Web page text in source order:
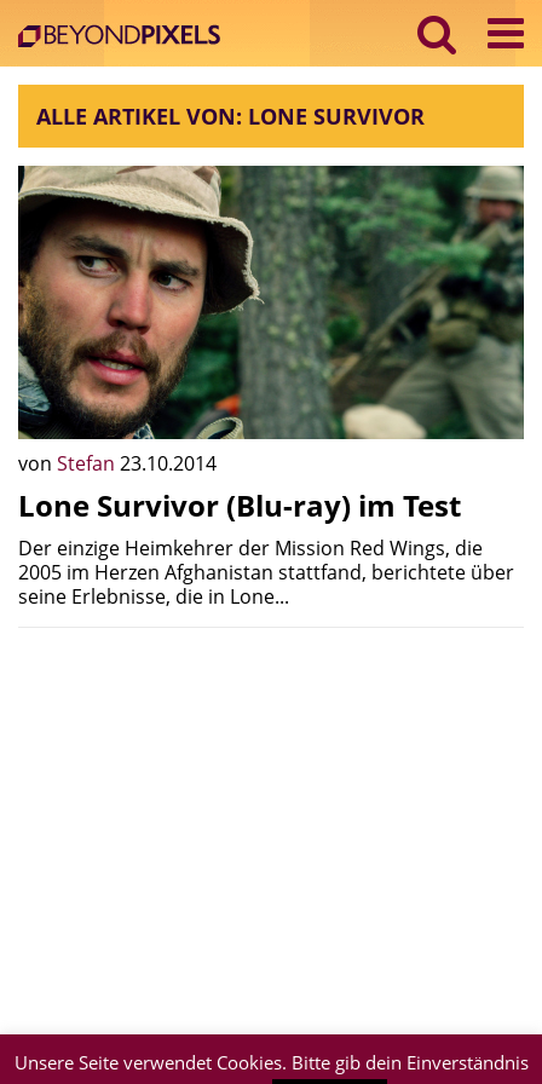
ALLE ARTIKEL VON: LONE SURVIVOR
von Stefan 23.10.2014
Lone Survivor (Blu-ray) im Test
Der einzige Heimkehrer der Mission Red Wings, die
2005 im Herzen Afghanistan stattfand, berichtete über
seine Erlebnisse, die in Lone...
Unsere Seite verwendet Cookies. Bitte gib dein Einverständnis